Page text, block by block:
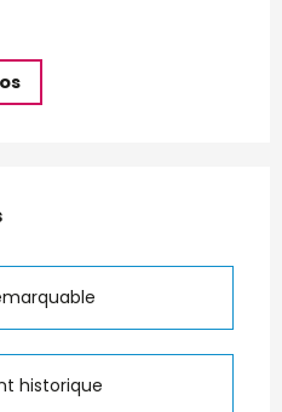
historique